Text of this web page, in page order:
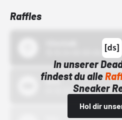
Raffles
In unserer
findest du alle
Sneaker
Hol dir
Bstn
01.10.22 00:00 Uhr